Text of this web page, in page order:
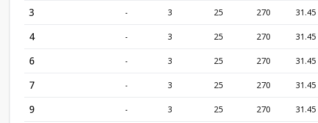
3 - 3 25 270 31.45
4 - 3 25 270 31.45
6 - 3 25 270 31.45
7 - 3 25 270 31.45
9 - 3 25 270 31.45